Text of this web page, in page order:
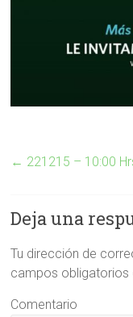
← 221215 – 10:00
Deja una
Tu dirección de
campos
Comentario